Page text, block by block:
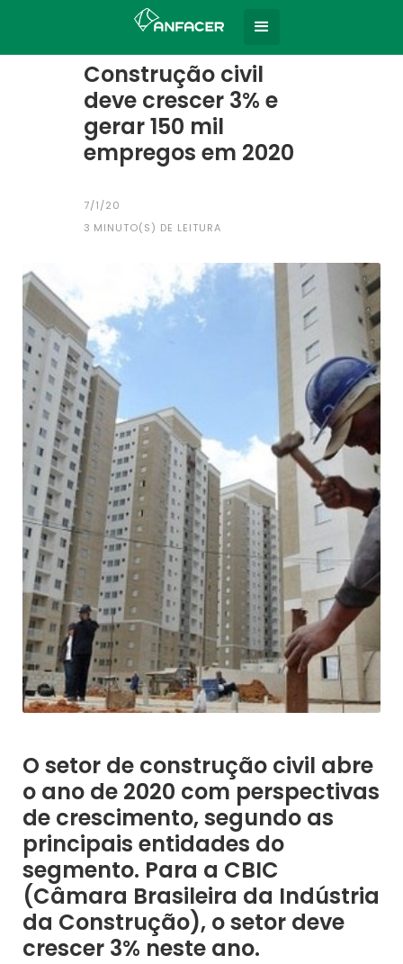
Todas as notícias
Construção civil
deve crescer 3% e
gerar 150 mil
empregos em 2020
7/1/20
3 MINUTO(S) DE LEITURA
O setor de construção civil abre
o ano de 2020 com perspectivas
de crescimento, segundo as
principais entidades do
segmento. Para a CBIC
(Câmara Brasileira da Indústria
da Construção), o setor deve
crescer 3% neste ano.